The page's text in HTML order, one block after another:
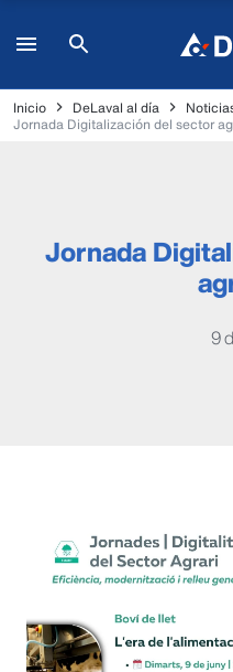
Inicio DeLaval al día
Jornada Digitalización del sector
Jornada
9